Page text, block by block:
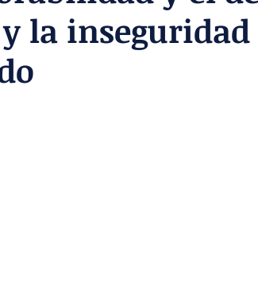
la inseguridad